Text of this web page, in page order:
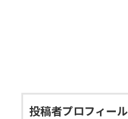
投稿者プロフィール